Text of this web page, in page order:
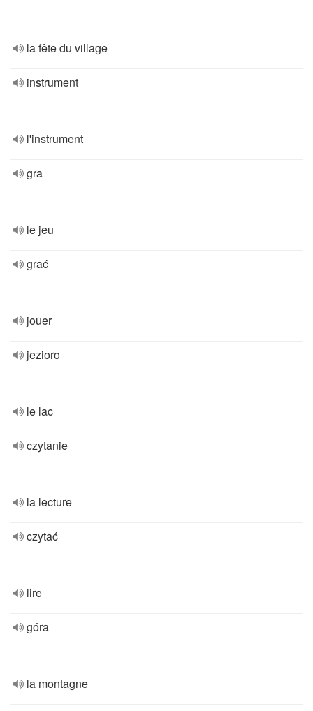
la fête du village
instrument
l'instrument
gra
le jeu
grać
jouer
jezioro
le lac
czytanie
la lecture
czytać
lire
góra
la montagne